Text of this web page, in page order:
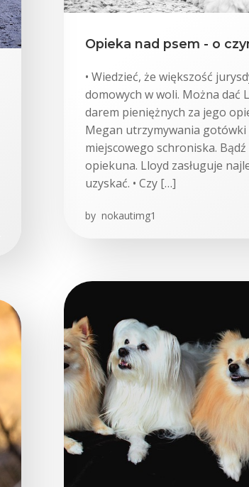
Opieka nad psem - o
• Wiedzieć, że większość
domowych w woli. Można dać
darem pieniężnych za jego
Megan utrzymywania gotówki
miejscowego schroniska.
opiekuna. Lloyd zasługuje
uzyskać. • Czy […]
by nokautimg1